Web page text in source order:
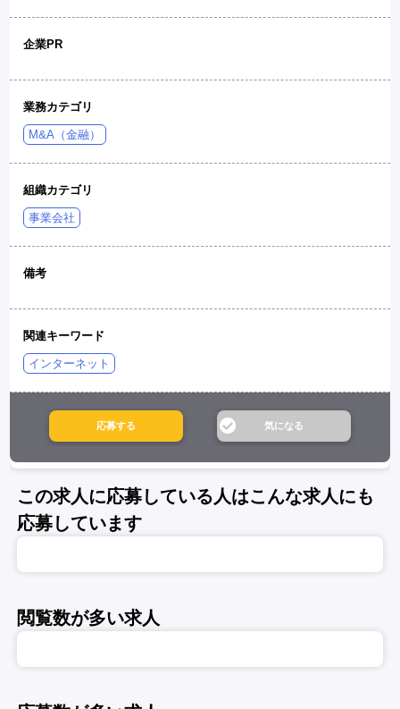
企業PR
業務カテゴリ
M&A（金融）
組織カテゴリ
事業会社
備考
関連キーワード
インターネット
この求人に応募している人はこんな求人にも
応募しています
閲覧数が多い求人